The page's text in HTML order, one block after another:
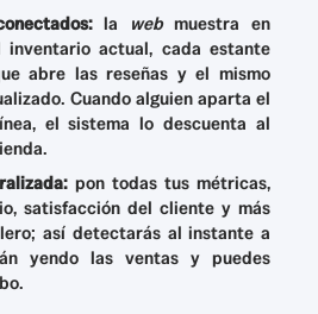
la webmuestra en
actual, cada estante
abre las reseñas y el mismo
Cuando alguien aparta el
el sistema lo descuenta al
pon todas tus métricas,
satisfacción del cliente y más
así detectarás al instante a
yendo las ventas y puedes